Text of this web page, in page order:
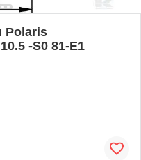
Polaris
-S0 81-E1